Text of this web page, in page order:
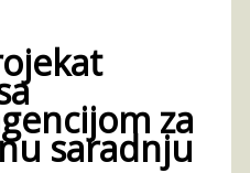
za
saradnju